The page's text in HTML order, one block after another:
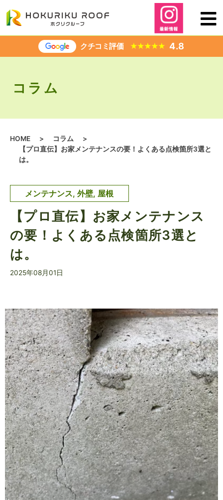
ス
クチコミ評価 ★★★★★ 4.8
コラム
HOME > コラム
>
【プロ直伝】お家メンテナンスの要！よくある点検箇所3選と
は。
メンテナンス, 外壁, 屋根
【プロ直伝】お家メンテナンス
の要！よくある点検箇所3選と
は。
2025年08月01日